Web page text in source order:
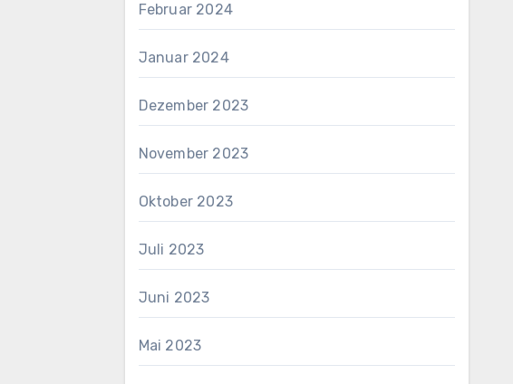
Februar 2024
Januar 2024
Dezember 2023
November 2023
Oktober 2023
Juli 2023
Juni 2023
Mai 2023